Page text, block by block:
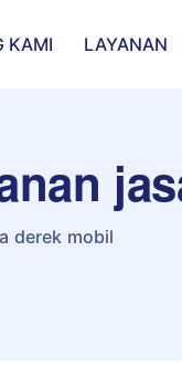
KAMI LAYANAN
derek mobil